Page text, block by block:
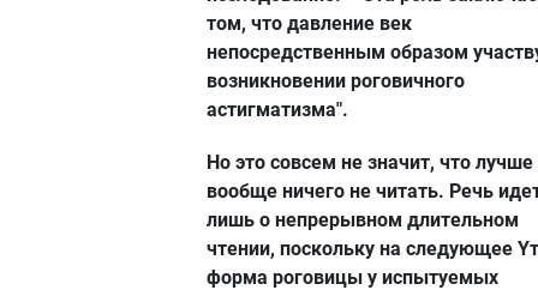
том, что давление век
непосредственным образом
возникновении роговичного
астигматизма".
Но это совсем не значит, что лучше
вообще ничего не читать. Речь
лишь о непрерывном длительном
чтении, поскольку на следующее
форма роговицы у испытуемых